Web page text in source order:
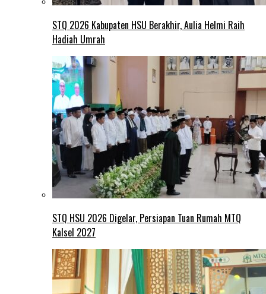
STQ 2026 Kabupaten HSU Berakhir, Aulia Helmi Raih
Hadiah Umrah
STQ HSU 2026 Digelar, Persiapan Tuan Rumah MTQ
Kalsel 2027